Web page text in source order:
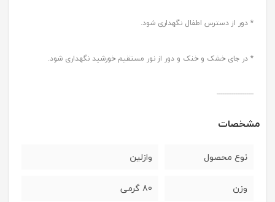
* دور از دسترس اطفال نگهداری شود.
* در جای خشک و خنک و دور از نور مستقیم خورشید نگهداری شود.
--------------------
مشخصات
نوع محصول وازلین
وزن 80 گرمی